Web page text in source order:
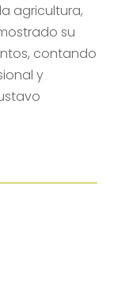
agricultura,
su
contando
y